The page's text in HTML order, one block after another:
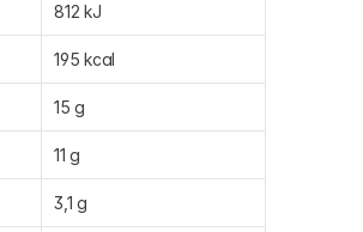
812 kJ
195 kcal
15 g
11 g
3,1 g